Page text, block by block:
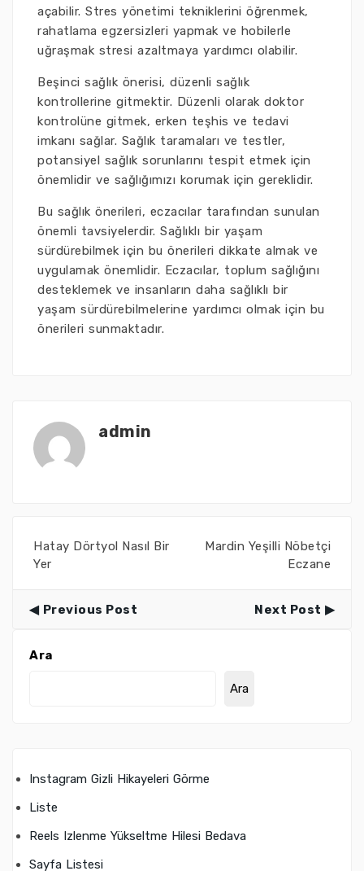
açabilir. Stres yönetimi tekniklerini öğrenmek,
rahatlama egzersizleri yapmak ve hobilerle
uğraşmak stresi azaltmaya yardımcı olabilir.
Beşinci sağlık önerisi, düzenli sağlık
kontrollerine gitmektir. Düzenli olarak doktor
kontrolüne gitmek, erken teşhis ve tedavi
imkanı sağlar. Sağlık taramaları ve testler,
potansiyel sağlık sorunlarını tespit etmek için
önemlidir ve sağlığımızı korumak için gereklidir.
Bu sağlık önerileri, eczacılar tarafından sunulan
önemli tavsiyelerdir. Sağlıklı bir yaşam
sürdürebilmek için bu önerileri dikkate almak ve
uygulamak önemlidir. Eczacılar, toplum sağlığını
desteklemek ve insanların daha sağlıklı bir
yaşam sürdürebilmelerine yardımcı olmak için bu
önerileri sunmaktadır.
admin
Hatay Dörtyol Nasıl Bir
Yer
Mardin Yeşilli Nöbetçi
Eczane
Previous Post Next Post
Ara
Ara
Instagram Gizli Hikayeleri Görme
Liste
Reels Izlenme Yükseltme Hilesi Bedava
Sayfa Listesi